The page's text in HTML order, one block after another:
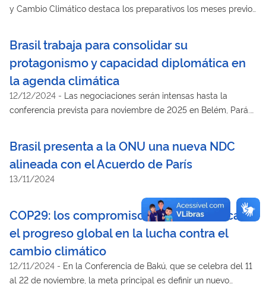
y Cambio Climático destaca los preparativos los meses previos
Brasil trabaja para consolidar su
protagonismo y capacidad diplomática en
la agenda climática
12/12/2024 - Las negociaciones serán intensas hasta la
conferencia prevista para noviembre de 2025 en Belém, Pará.
Brasil presenta a la ONU una nueva NDC
alineada con el Acuerdo de París
13/11/2024
COP29: los compromisos de Brasil marcan
el progreso global en la lucha contra el
cambio climático
12/11/2024 - En la Conferencia de Bakú, que se celebra del 11
al 22 de noviembre, la meta principal es definir un nuevo